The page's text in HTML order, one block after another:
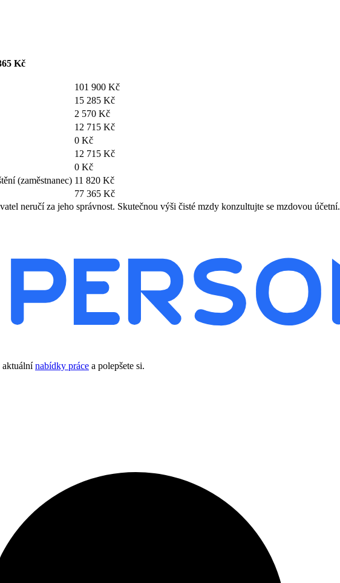
Kč
101 900 Kč
15 285 Kč
2 570 Kč
12 715 Kč
0 Kč
12 715 Kč
0 Kč
(zaměstnanec) 11 820 Kč
77 365 Kč
neručí za jeho správnost. Skutečnou výši čisté mzdy konzultujte se mzdovou účetní.
aktuálnínabídky práce a polepšete si.